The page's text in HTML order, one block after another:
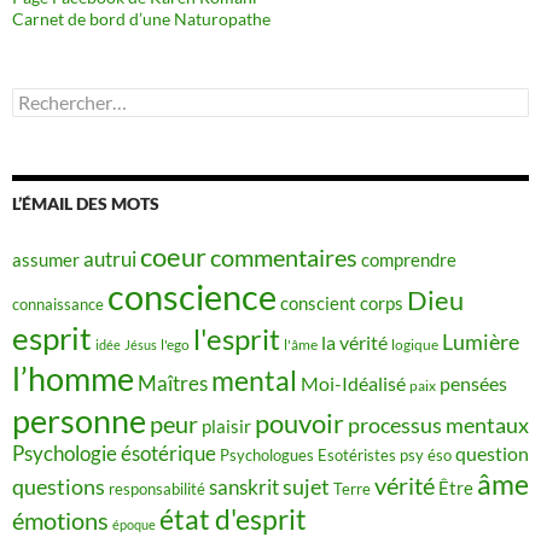
Carnet de bord d’une Naturopathe
Rechercher :
L’ÉMAIL DES MOTS
assumerautruicoeurcommentaires comprendre
connaissance conscience conscient corps Dieu
esprit idée Jésus l'ego l'esprit l'âme la vérité logique Lumière
l’homme Maîtres mental Moi-Idéalisé paix pensées
personne peur plaisir pouvoirprocessus mentaux
Psychologie ésotérique Psychologues Esotéristes psy ésoquestion
questions responsabilitésanskritsujet Terrevérité Être âme
émotions époque état d'esprit